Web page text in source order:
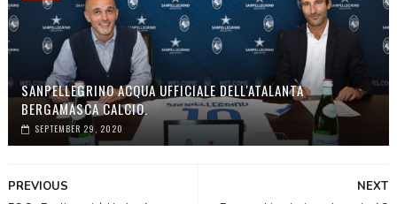
SANPELLEGRINO ACQUA UFFICIALE DELL'ATALANTA
BERGAMASCA CALCIO.
SEPTEMBER 29, 2020
NEXT
PREVIOUS